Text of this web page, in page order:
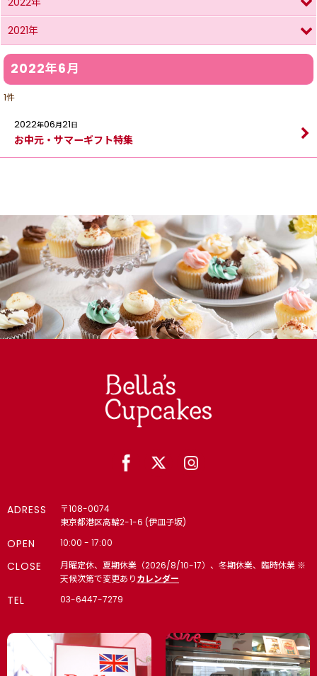
2022年6月
1件
2022年06月21日
お中元・サマーギフト特集
2021年
ADRESS
〒108-0074
東京都港区高輪2-1-6 (伊皿子坂)
OPEN 10:00 - 17:00
CLOSE
月曜定休、夏期休業（2026/8/10-17）、冬期休業、臨時休業 ※
天候次第で変更ありカレンダー
TEL 03-6447-7279